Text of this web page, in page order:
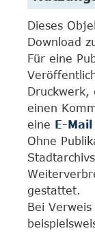
Dieses
Download
Für eine
Druckwerk,
einen
eine E-Mail
Ohne
gestattet.
Bei